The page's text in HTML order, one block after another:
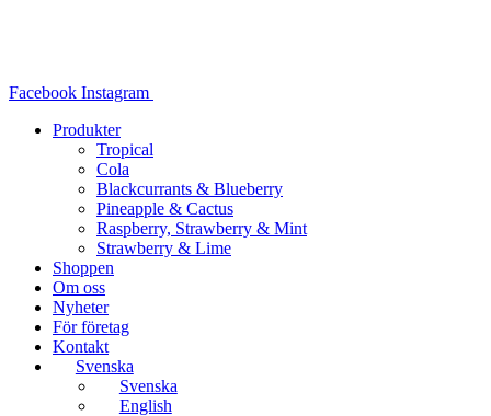
Facebook Instagram
Produkter
Tropical
Cola
Blackcurrants & Blueberry
Pineapple & Cactus
Raspberry, Strawberry & Mint
Strawberry & Lime
Shoppen
Om oss
Nyheter
För företag
Kontakt
Svenska
Svenska
English